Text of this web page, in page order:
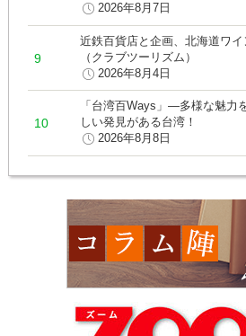
2026年8月7日
近鉄百貨店と企画、北海道ワ
（クラブツーリズム）
2026年8月4日
「台湾百Ways」―多様な魅
しい発見がある台湾！
2026年8月8日